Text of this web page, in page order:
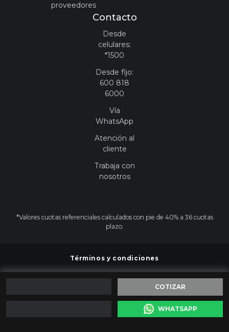
COTIZAR
WHATSAPP
proveedores
Contacto
Desde
celulares:
*1500
Desde fijo:
600 818
6000
Vía
WhatsApp
Atención al
cliente
Trabaja con
nosotros
*Valores cuotas referenciales calculados con pie de 40% a 36 cuotas
plazo.
Términos y condiciones
© 2026 -Salazar Israel| Todos los derechos reservados